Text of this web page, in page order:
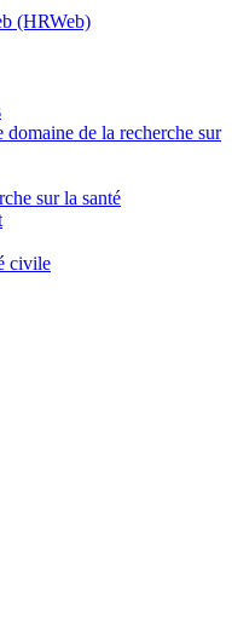
(HRWeb)
domaine de la recherche sur
sur la santé
civile